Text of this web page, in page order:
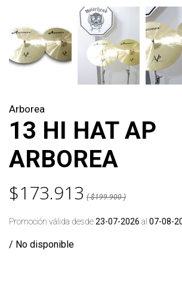
Arborea
13 HI HAT AP
ARBOREA
$173.913 ( $199.900 )
Promoción válida desde23-07-2026 al 07-08-
/ No disponible